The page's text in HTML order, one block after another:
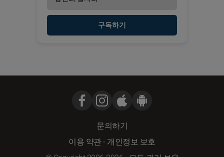
구독하기
문의하기
이용 약관- 개인정보 보호